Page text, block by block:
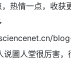
热情一点，收获
说圕人堂很厉害，